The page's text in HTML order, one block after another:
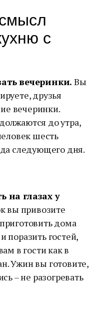
с
вечеринки. Вы
друзья
вечеринки.
до утра,
шесть
следующего дня.
на глазах у
вы привозите
дома
поразить гостей,
в гости как в
Ужин вы готовите,
– не разогревать